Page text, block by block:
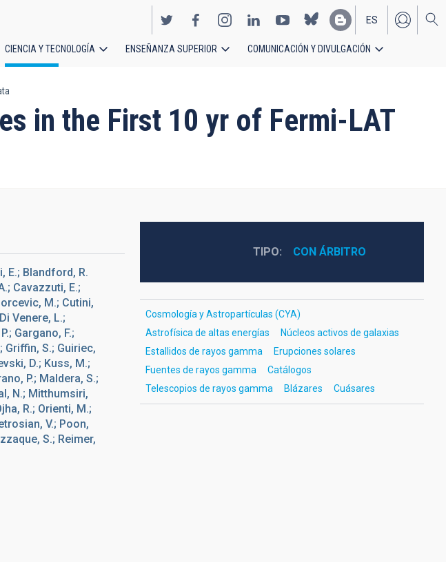
EN
ES
CIENCIA Y TECNOLOGÍA ENSEÑANZA SUPERIOR COMUNICACIÓN Y DIVULGACIÓN
in the First 10 yr of Fermi-LAT
E.; Blandford, R.
Cavazzuti, E.;
M.; Cutini,
Venere, L.;
Gargano, F.;
Griffin, S.; Guiriec,
D.; Kuss, M.;
P.; Maldera, S.;
N.; Mitthumsiri,
R.; Orienti, M.;
V.; Poon,
S.; Reimer,
TIPO CON ÁRBITRO
Cosmología y Astropartículas (CYA)
Astrofísica de altas energías
Núcleos activos de galaxias
Estallidos de rayos gamma
Erupciones solares
Fuentes de rayos gamma
Catálogos
Telescopios de rayos gamma
Blázares Cuásares